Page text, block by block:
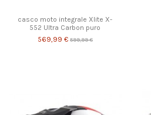
casco moto integrale Xlite X-
552 Ultra Carbon puro
569,99 € 599,99 €